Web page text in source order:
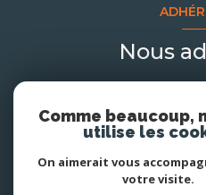
Nous
Comme beaucoup,
utilise les
On aimerait vous
votre visite.